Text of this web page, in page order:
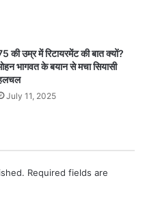
की उम्र में रिटायरमेंट की बात क्यों?
भागवत के बयान से मचा सियासी
July 11, 2025
Required fields are